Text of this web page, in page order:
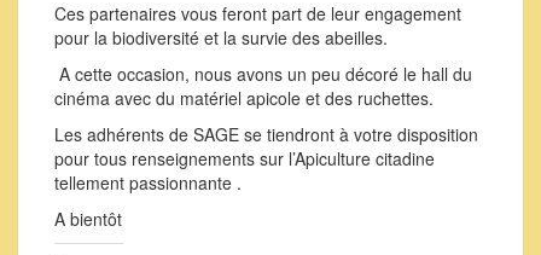
Ces partenaires vous feront part de leur engagement
pour la biodiversité et la survie des abeilles.
A cette occasion, nous avons un peu décoré le hall du
cinéma avec du matériel apicole et des ruchettes.
Les adhérents de SAGE se tiendront à votre disposition
pour tous renseignements sur l’Apiculture citadine
tellement passionnante .
A bientôt